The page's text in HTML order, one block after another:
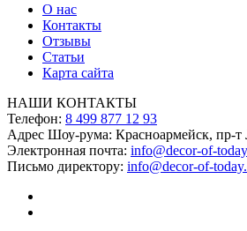
О нас
Контакты
Отзывы
Статьи
Карта сайта
НАШИ КОНТАКТЫ
Телефон: 8 499 877 12 93
Адрес Шоу-рума: Красноармейск, пр-т
Электронная почта: info@decor-of-
Письмо директору: info@decor-of-